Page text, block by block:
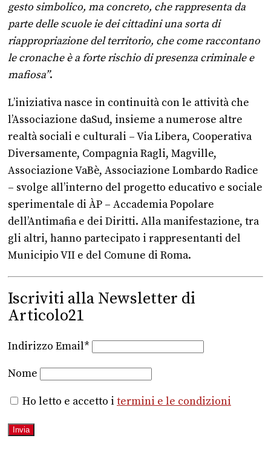
gesto simbolico, ma concreto, che rappresenta da
parte delle scuole ie dei cittadini una sorta di
riappropriazione del territorio, che come raccontano
le cronache è a forte rischio di presenza criminale e
mafiosa”.
L’iniziativa nasce in continuità con le attività che
l’Associazione daSud, insieme a numerose altre
realtà sociali e culturali – Via Libera, Cooperativa
Diversamente, Compagnia Ragli, Magville,
Associazione VaBè, Associazione Lombardo Radice
– svolge all’interno del progetto educativo e sociale
sperimentale di ÀP – Accademia Popolare
dell’Antimafia e dei Diritti. Alla manifestazione, tra
gli altri, hanno partecipato i rappresentanti del
Municipio VII e del Comune di Roma.
Iscriviti alla Newsletter di
Articolo21
Indirizzo Email*
Nome
Ho letto e accetto i termini e le condizioni